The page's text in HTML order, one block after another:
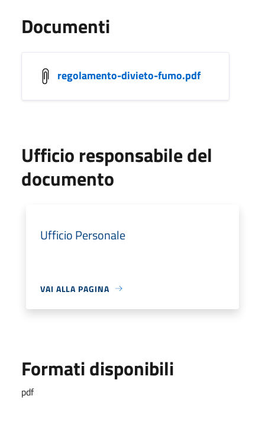
Documenti
regolamento-divieto-fumo.pdf
Ufficio responsabile del
documento
Ufficio Personale
VAI ALLA PAGINA
Formati disponibili
pdf